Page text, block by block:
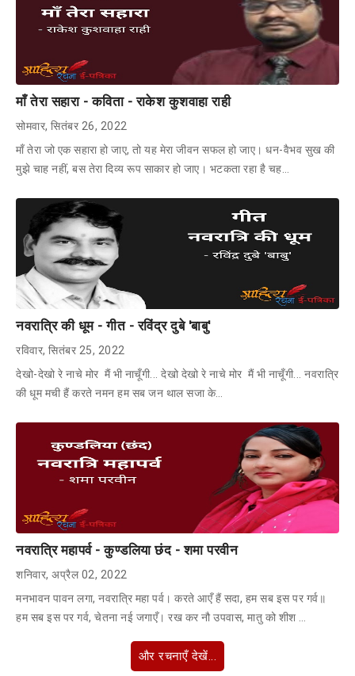
माँ तेरा सहारा - कविता - राकेश कुशवाहा राही
सोमवार, सितंबर 26, 2022
माँ तेरा जो एक सहारा हो जाए, तो यह मेरा जीवन सफल हो जाए। धन-वैभव सुख की
मुझे चाह नहीं, बस तेरा दिव्य रूप साकार हो जाए। भटकता रहा है चह…
नवरात्रि की धूम - गीत - रविंद्र दुबे 'बाबु'
रविवार, सितंबर 25, 2022
देखो-देखो रे नाचे मोर मैं भी नाचूँगी... देखो देखो रे नाचे मोर मैं भी नाचूँगी... नवरात्रि
की धूम मची हैं करते नमन हम सब जन थाल सजा के…
नवरात्रि महापर्व - कुण्डलिया छंद - शमा परवीन
शनिवार, अप्रैल 02, 2022
मनभावन पावन लगा, नवरात्रि महा पर्व। करते आएँ हैं सदा, हम सब इस पर गर्व॥
हम सब इस पर गर्व, चेतना नई जगाएँ। रख कर नौ उपवास, मातु को शीश …
और रचनाएँ देखें...